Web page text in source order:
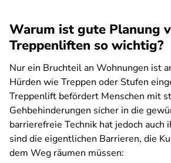
Warum ist gute Planung
Treppenliften so wichtig?
Nur ein Bruchteil an Wohnungen ist
Hürden wie Treppen oder Stufen
Treppenlift befördert Menschen mit
Gehbehinderungen sicher in die
barrierefreie Technik hat jedoch auch
sind die eigentlichen Barrieren, die
dem Weg räumen müssen: